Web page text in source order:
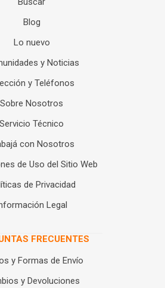
Blog
Lo nuevo
y Noticias
y Teléfonos
Sobre Nosotros
Servicio Técnico
con Nosotros
de Uso del Sitio Web
de Privacidad
Legal
FRECUENTES
y Formas de Envío
y Devoluciones